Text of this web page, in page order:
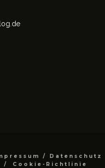
/ Datenschutz
Cookie-Richtlinie